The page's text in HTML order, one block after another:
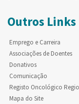
Outros Links
Emprego e Carreira
Associações de Doentes
Donativos
Comunicação
Registo Oncológico
Mapa do Site